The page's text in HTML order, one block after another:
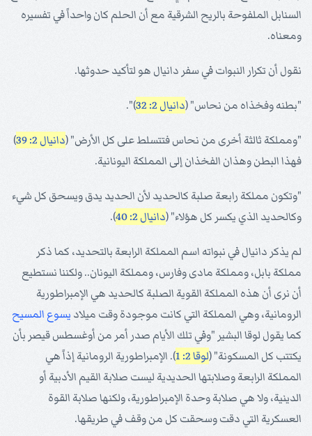
السنابل الملفوحة بالريح الشرقية مع أن الحلم كان واحداً في تفسيره
ومعناه.
نقول أن تكرار النبوات في سفر دانيال هو لتأكيد حدوثها.
"بطنه وفخذاه من نحاس" (دانيال 2: 32 )".
"ومملكة ثالثة أخرى من نحاس فتتسلط على كل الأرض" (دانيال 2: 39
)
فهذا البطن وهذان الفخذان إلى المملكة اليونانية.
"وتكون مملكة رابعة صلبة كالحديد لأن الحديد يدق ويسحق كل شيء
وكالحديد الذي يكسر كل هؤلاء" (دانيال 2: 40 ).
لم يذكر دانيال في نبواته اسم المملكة الرابعة بالتحديد، كما ذكر
مملكة بابل، ومملكة مادى وفارس، ومملكة اليونان.. ولكننا نستطيع
أن نرى أن هذه المملكة القوية الصلبة كالحديد هي الإمبراطورية
الرومانية، وهي المملكة التي كانت موجودة وقت ميلاد يسوع المسيح
كما يقول لوقا البشير "وفي تلك الأيام صدر أمر من أوغسطس قيصر بأن
يكتتب كل المسكونة" (لوقا 2: 1
). الإمبراطورية الرومانية إذاً هي
المملكة الرابعة وصلابتها الحديدية ليست صلابة القيم الأدبية أو
الدينية، ولا هي صلابة وحدة الإمبراطورية، ولكنها صلابة القوة
العسكرية التي دقت وسحقت كل من وقف في طريقها.